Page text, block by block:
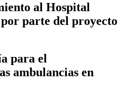
al Hospital
parte del proyecto
para el
ambulancias en